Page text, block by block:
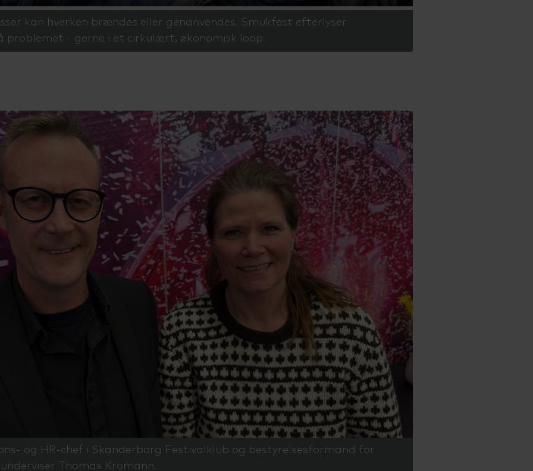
kan hverken brændes eller genanvendes. Smukfest efterlyser
problemet - gerne i et cirkulært, økonomisk loop.
og HR-chef i Skanderborg Festivalklub og bestyrelsesformand for
Thomas Kromann.